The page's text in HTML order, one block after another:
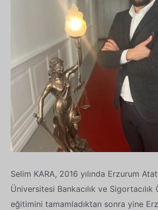
Selim KARA, 2016 yılında Erzurum
Üniversitesi Bankacılık ve Sigortacılık
eğitimini tamamladıktan sonra yine